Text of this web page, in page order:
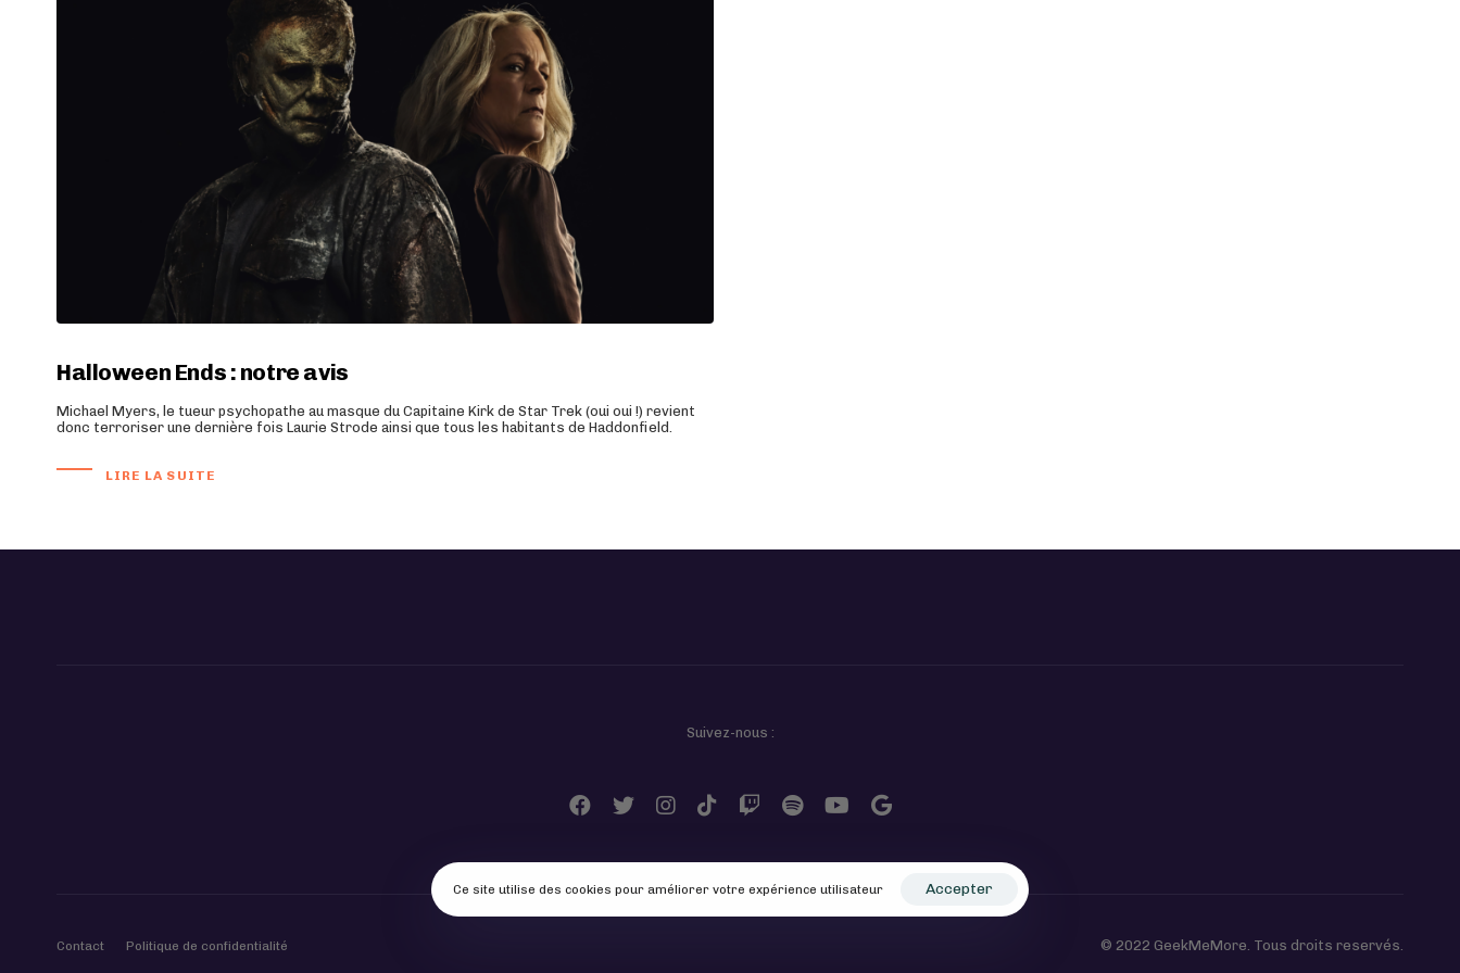
Halloween Ends : notre avis
Michael Myers, le tueur psychopathe au masque du Capitaine Kirk de Star Trek (oui oui !) revient
donc terroriser une dernière fois Laurie Strode ainsi que tous les habitants de Haddonfield.
LIRE LA SUITE
Suivez-nous :
Contact Politique de confidentialité © 2022 GeekMeMore. Tous droits reservés.
Ce site utilise des cookies pour améliorer votre expérience utilisateur Accepter